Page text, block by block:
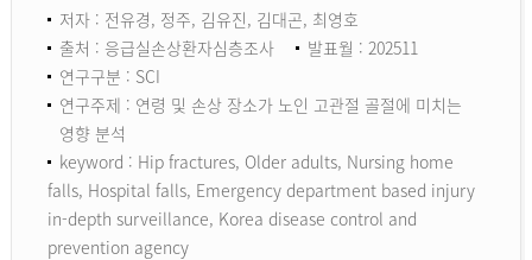
저자 : 전유경, 정주, 김유진, 김대곤, 최영호
출처 : 응급실손상환자심층조사
발표월 : 202511
연구구분 : SCI
연구주제 : 연령 및 손상 장소가 노인 고관절 골절에 미치는
영향 분석
keyword : Hip fractures, Older adults, Nursing home
falls, Hospital falls, Emergency department based injury
in-depth surveillance, Korea disease control and
prevention agency